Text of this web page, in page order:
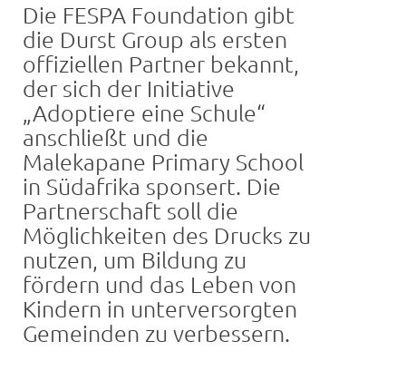
Die FESPA Foundation gibt
die Durst Group als ersten
offiziellen Partner bekannt,
der sich der Initiative
„Adoptiere eine Schule“
anschließt und die
Malekapane Primary School
in Südafrika sponsert. Die
Partnerschaft soll die
Möglichkeiten des Drucks zu
nutzen, um Bildung zu
fördern und das Leben von
Kindern in unterversorgten
Gemeinden zu verbessern.